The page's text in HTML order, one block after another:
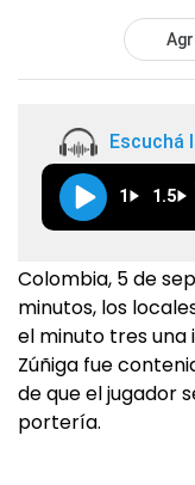
Escuchá
1 1.5
Colombia, 5 de
minutos, los
el minuto tres una
Zúñiga fue
de que el jugador
portería.